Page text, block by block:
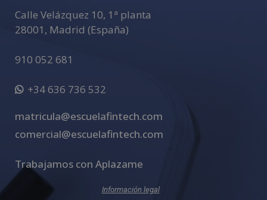
Calle Velázquez 10, 1ª planta
28001 , Madrid (España)
910 052 681
+34 636 736 532
matricula@escuelafintech.com
comercial@escuelafintech.com
Trabajamos con Aplazame
Información legal